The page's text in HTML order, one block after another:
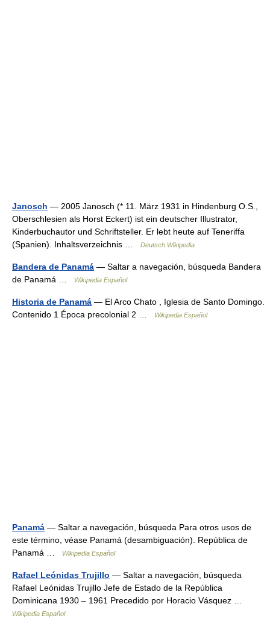
Janosch — 2005 Janosch (* 11. März 1931 in Hindenburg O.S.,
Oberschlesien als Horst Eckert) ist ein deutscher Illustrator,
Kinderbuchautor und Schriftsteller. Er lebt heute auf Teneriffa
(Spanien). Inhaltsverzeichnis …
Deutsch Wikipedia
Bandera de Panamá — Saltar a navegación, búsqueda Bandera
de Panamá …
Wikipedia Español
Historia de Panamá — El Arco Chato , Iglesia de Santo Domingo.
Contenido 1 Época precolonial 2 …
Wikipedia Español
Panamá — Saltar a navegación, búsqueda Para otros usos de
este término, véase Panamá (desambiguación). República de
Panamá …
Wikipedia Español
Rafael Leónidas Trujillo — Saltar a navegación, búsqueda
Rafael Leónidas Trujillo Jefe de Estado de la República
Dominicana 1930 – 1961 Precedido por Horacio Vásquez …
Wikipedia Español